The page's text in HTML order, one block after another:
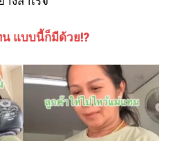
แบบนี้ก็มีด้วย!?